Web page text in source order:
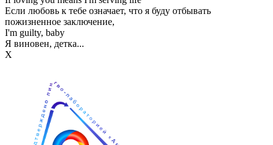
Если любовь к тебе означает, что я буду отбывать
пожизненное заключение,
I'm guilty, baby
Я виновен, детка...
Х